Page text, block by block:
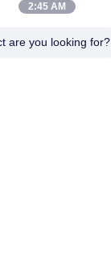
2:45 AM
are you looking for?